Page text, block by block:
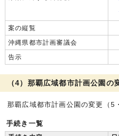
案の縦覧
沖縄県都市計画審議会
告示
（4）那覇広域都市計画公園の
那覇広域都市計画公園の変更（5
手続き一覧